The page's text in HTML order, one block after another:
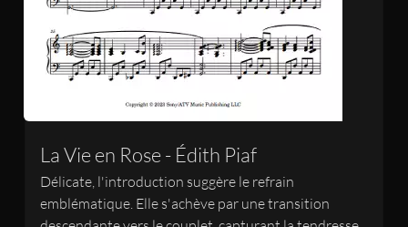
La Vie en Rose - Édith Piaf
Délicate, l'introduction suggère le refrain
emblématique. Elle s'achève par une transition